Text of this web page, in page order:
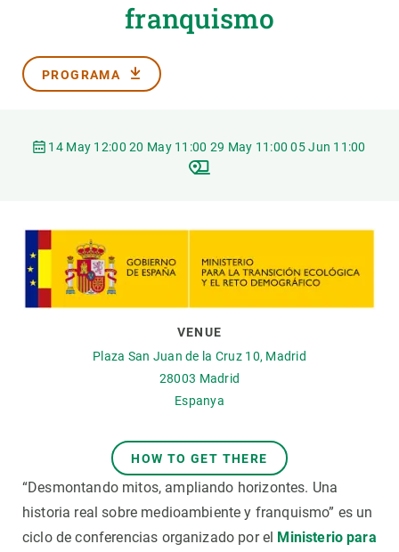
franquismo
PROGRAMA
14 May 12:00 20 May 11:00 29 May 11:00 05 Jun 11:00
VENUE
Plaza San Juan de la Cruz 10, Madrid
28003 Madrid
Espanya
HOW TO GET THERE
“Desmontando mitos, ampliando horizontes. Una
historia real sobre medioambiente y franquismo” es un
ciclo de conferencias organizado por el Ministerio para